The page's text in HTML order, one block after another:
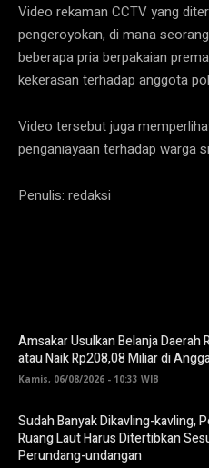
Video rekaman CCTV yang
pengeroyokan, di mana
beberapa pria berpakaian
kekerasan terhadap anggota
Video tersebut juga
penganiayaan terhadap warga
Penulis: redaksi
Amsakar Usulkan Belanja Daerah
atau Naik Rp208,08 Miliar di
Kamis, 06/08/2026 - 10:33 WIB
Sudah Banyak Dikavling-kavling,
Ruang Laut Harus Ditertibkan
Perundang-undangan